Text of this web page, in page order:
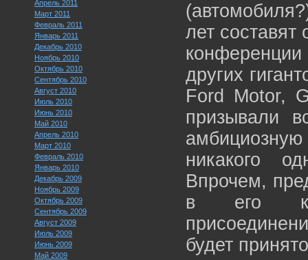
Апрель 2011
Март 2011
Февраль 2011
Январь 2011
Декабрь 2010
Ноябрь 2010
Октябрь 2010
Сентябрь 2010
Август 2010
Июль 2010
Июнь 2010
Май 2010
Апрель 2010
Март 2010
Февраль 2010
Январь 2010
Декабрь 2009
Ноябрь 2009
Октябрь 2009
Сентябрь 2009
Август 2009
Июль 2009
Июнь 2009
Май 2009
лет
других
Ford Motor,
призывали
амбициозную
никакого
Впрочем,
в его
будет